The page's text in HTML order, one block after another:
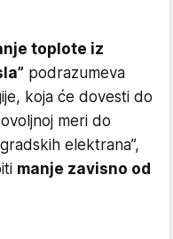
toplote iz
podrazumeva
koja će dovesti do
meri do
elektrana”,
manje zavisno od